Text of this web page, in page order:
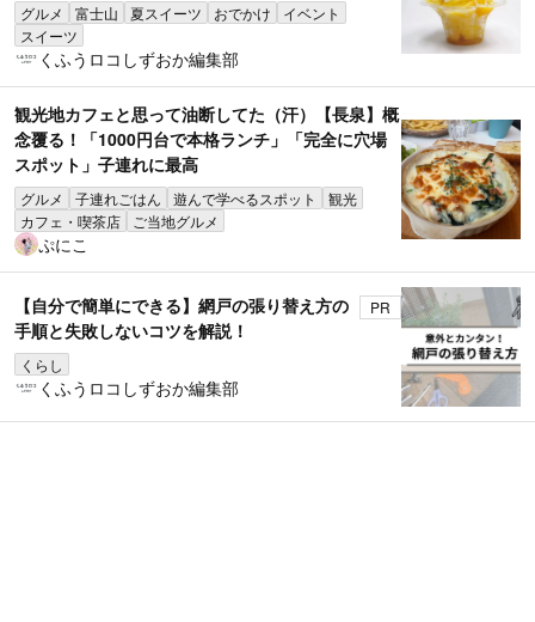
グルメ 富士山 夏スイーツ おでかけ
イベント
スイーツ
くふうロコしずおか編集部
観光地カフェと思って油断してた（汗）【長泉】概
念覆る！「1000円台で本格ランチ」「完全に穴場
スポット」子連れに最高
グルメ 子連れごはん 遊んで学べるスポット
観光
カフェ・喫茶店
ご当地グルメ
ぷにこ
【自分で簡単にできる】網戸の張り替え方の
手順と失敗しないコツを解説！
くらし
PR
くふうロコしずおか編集部